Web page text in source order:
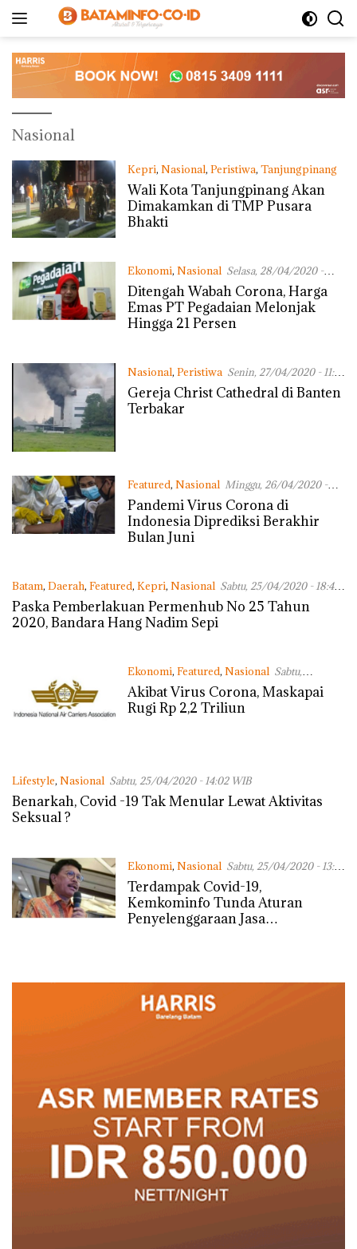
Nasional
Kepri, Nasional, Peristiwa, Tanjungpinang
Selasa, 28/04/2020 - 18:32 WIB
Wali Kota Tanjungpinang Akan
Dimakamkan di TMP Pusara
Bhakti
Ekonomi, Nasional Selasa, 28/04/2020 -
11:34 WIB
Ditengah Wabah Corona, Harga
Emas PT Pegadaian Melonjak
Hingga 21 Persen
Nasional, Peristiwa Senin, 27/04/2020 - 11:45
WIB
Gereja Christ Cathedral di Banten
Terbakar
Featured, Nasional Minggu, 26/04/2020 -
11:50 WIB
Pandemi Virus Corona di
Indonesia Diprediksi Berakhir
Bulan Juni
Batam, Daerah, Featured, Kepri, Nasional Sabtu, 25/04/2020 - 18:40
WIB
Paska Pemberlakuan Permenhub No 25 Tahun
2020, Bandara Hang Nadim Sepi
Ekonomi, Featured, Nasional Sabtu,
25/04/2020 - 17:15 WIB
Akibat Virus Corona, Maskapai
Rugi Rp 2,2 Triliun
Lifestyle, Nasional Sabtu, 25/04/2020 - 14:02 WIB
Benarkah, Covid -19 Tak Menular Lewat Aktivitas
Seksual ?
Ekonomi, Nasional Sabtu, 25/04/2020 - 13:35
WIB
Terdampak Covid-19,
Kemkominfo Tunda Aturan
Penyelenggaraan Jasa